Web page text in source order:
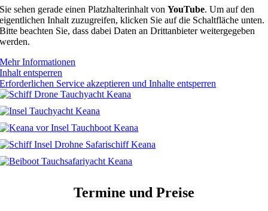
Sie sehen gerade einen Platzhalterinhalt vonYouTube. Um auf den
eigentlichen Inhalt zuzugreifen, klicken Sie auf die Schaltfläche unten.
Bitte beachten Sie, dass dabei Daten an Drittanbieter weitergegeben
werden.
Mehr Informationen
Inhalt entsperren
Erforderlichen Service akzeptieren und Inhalte entsperren
Termine und Preise